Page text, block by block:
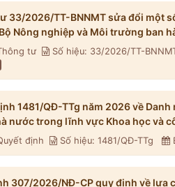
33/2026/TT-BNNMT sửa đổi một
Nông nghiệp và Môi trường ban
tư Số hiệu: 33/2026/TT-
1481/QĐ-TTg năm 2026 về
nước trong lĩnh vực Khoa học và
định Số hiệu: 1481/QĐ-TTg
307/2026/NĐ-CP quy định về lựa